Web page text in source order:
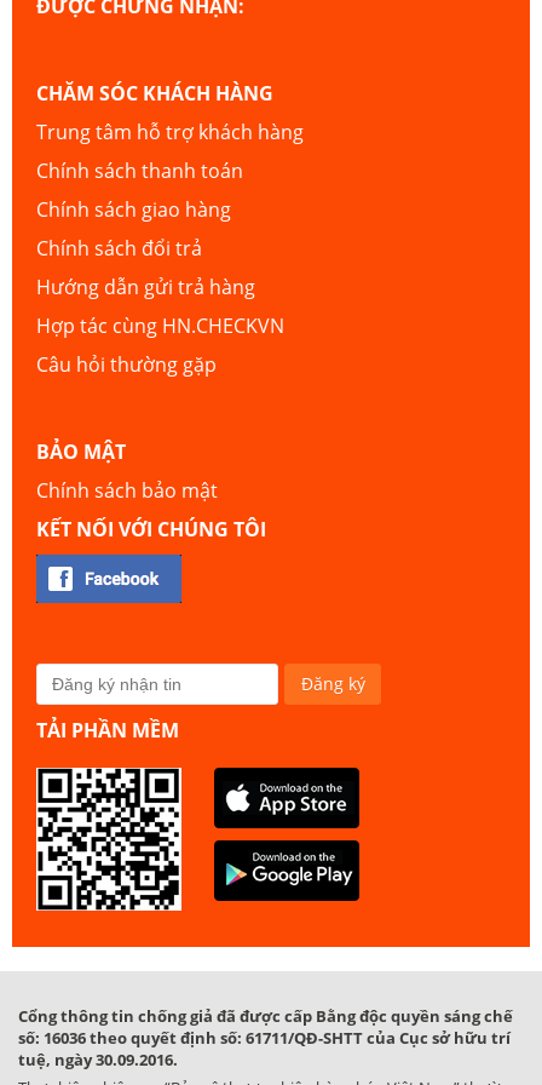
ĐƯỢC CHỨNG NHẬN:
CHĂM SÓC KHÁCH HÀNG
Trung tâm hỗ trợ khách hàng
Chính sách thanh toán
Chính sách giao hàng
Chính sách đổi trả
Hướng dẫn gửi trả hàng
Hợp tác cùng HN.CHECKVN
Câu hỏi thường gặp
BẢO MẬT
Chính sách bảo mật
KẾT NỐI VỚI CHÚNG TÔI
TẢI PHẦN MỀM
Cổng thông tin chống giả đã được cấp Bằng độc quyền sáng chế
số: 16036 theo quyết định số: 61711/QĐ-SHTT của Cục sở hữu trí
tuệ, ngày 30.09.2016.